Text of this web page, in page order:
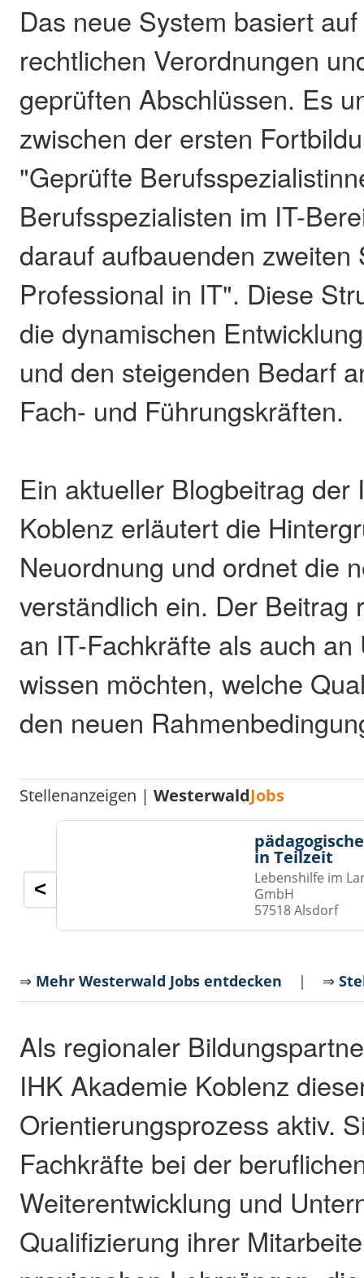
Das neue System basiert
rechtlichen Verordnungen
geprüften Abschlüssen. Es
zwischen der ersten
"Geprüfte
Berufsspezialisten im IT-
darauf aufbauenden zweiten
Professional in IT". Diese
die dynamischen
und den steigenden Bedarf
Fach- und Führungskräften.
Ein aktueller Blogbeitrag der
Koblenz erläutert die
Neuordnung und ordnet die
verständlich ein. Der Beitrag
an IT-Fachkräfte als auch
wissen möchten, welche
den neuen
Stellenanzeigen |WesterwaldJobs
in Teilzeit
Lebenshilfe im
GmbH
57518 Alsdorf
<
⇒ Mehr Westerwald Jobs entdecken | ⇒
Als regionaler
IHK Akademie Koblenz
Orientierungsprozess aktiv.
Fachkräfte bei der
Weiterentwicklung und
Qualifizierung ihrer